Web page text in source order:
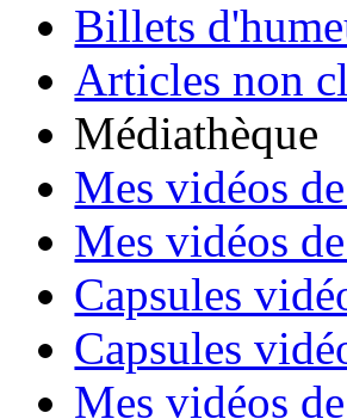
Billets
Articles non
Médiathèque
Mes vidéos
Mes vidéos
Capsules
Capsules
Mes vidéos